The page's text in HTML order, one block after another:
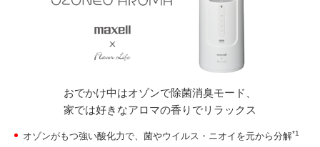
おでかけ中はオゾンで除菌消臭モード、
家では好きなアロマの香りでリラックス
オゾンがもつ強い酸化力で、菌やウイルス・ニオイを元から分解*1